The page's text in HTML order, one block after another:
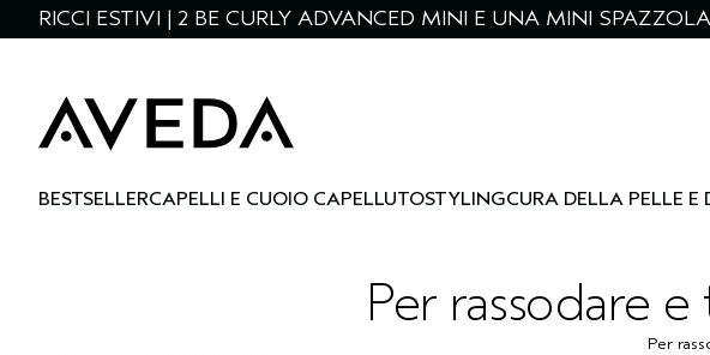
RICCI ESTIVI | 2 BE CURLY ADVANCED MINI E UNA MINI
BESTSELLERCAPELLI E CUOIO CAPELLUTOSTYLINGCURA DELLA PELLE E
Per rassodare
Per